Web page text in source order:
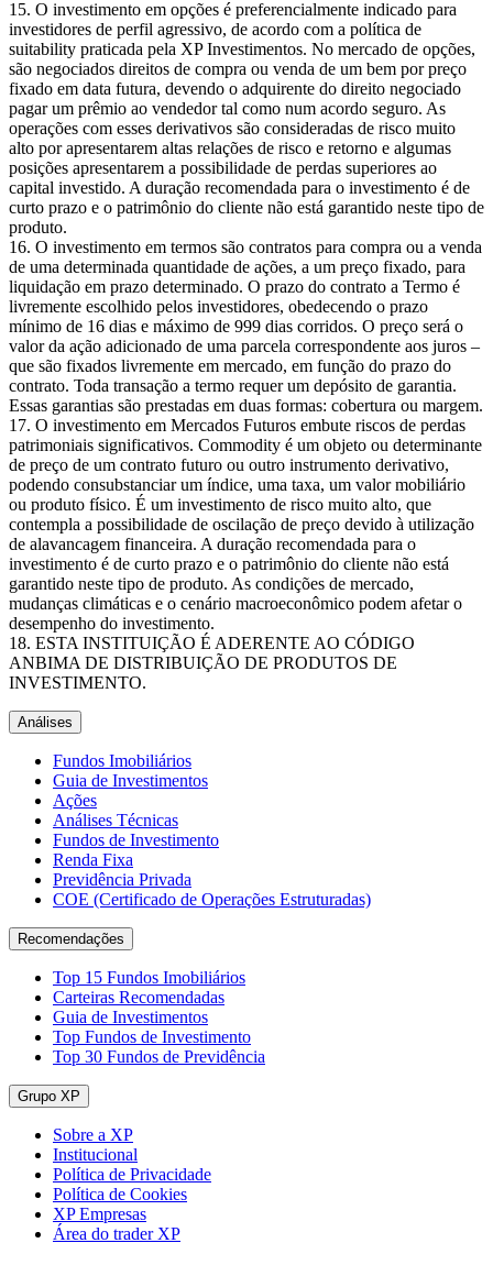
O investimento em opções é preferencialmente indicado para
investidores de perfil agressivo, de acordo com a política de
suitability praticada pela XP Investimentos. No mercado de opções,
são negociados direitos de compra ou venda de um bem por preço
fixado em data futura, devendo o adquirente do direito negociado
pagar um prêmio ao vendedor tal como num acordo seguro. As
operações com esses derivativos são consideradas de risco muito
alto por apresentarem altas relações de risco e retorno e algumas
posições apresentarem a possibilidade de perdas superiores ao
capital investido. A duração recomendada para o investimento é de
curto prazo e o patrimônio do cliente não está garantido neste tipo de
produto.
O investimento em termos são contratos para compra ou a venda
de uma determinada quantidade de ações, a um preço fixado, para
liquidação em prazo determinado. O prazo do contrato a Termo é
livremente escolhido pelos investidores, obedecendo o prazo
mínimo de 16 dias e máximo de 999 dias corridos. O preço será o
valor da ação adicionado de uma parcela correspondente aos juros –
que são fixados livremente em mercado, em função do prazo do
contrato. Toda transação a termo requer um depósito de garantia.
Essas garantias são prestadas em duas formas: cobertura ou margem.
O investimento em Mercados Futuros embute riscos de perdas
patrimoniais significativos. Commodity é um objeto ou determinante
de preço de um contrato futuro ou outro instrumento derivativo,
podendo consubstanciar um índice, uma taxa, um valor mobiliário
ou produto físico. É um investimento de risco muito alto, que
contempla a possibilidade de oscilação de preço devido à utilização
de alavancagem financeira. A duração recomendada para o
investimento é de curto prazo e o patrimônio do cliente não está
garantido neste tipo de produto. As condições de mercado,
mudanças climáticas e o cenário macroeconômico podem afetar o
desempenho do investimento.
ESTA INSTITUIÇÃO É ADERENTE AO CÓDIGO
ANBIMA DE DISTRIBUIÇÃO DE PRODUTOS DE
INVESTIMENTO.
Análises
Fundos Imobiliários
Guia de Investimentos
Ações
Análises Técnicas
Fundos de Investimento
Renda Fixa
Previdência Privada
COE (Certificado de Operações Estruturadas)
Recomendações
Top 15 Fundos Imobiliários
Carteiras Recomendadas
Guia de Investimentos
Top Fundos de Investimento
Top 30 Fundos de Previdência
Grupo XP
Sobre a XP
Institucional
Política de Privacidade
Política de Cookies
XP Empresas
Área do trader XP